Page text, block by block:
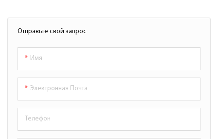
Отправьте свой запрос
Имя
Электронная Почта
Телефон
Для Рекламы